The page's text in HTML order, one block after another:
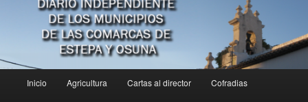
principal
Inicio Agricultura Cartas al director Cofradias